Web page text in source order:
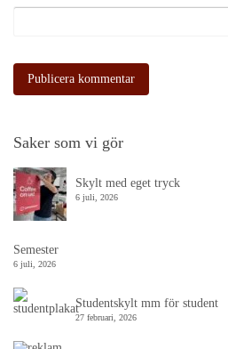
Saker som vi gör
Skylt med eget tryck
6 juli, 2026
Semester
6 juli, 2026
Studentskylt mm för student
27 februari, 2026